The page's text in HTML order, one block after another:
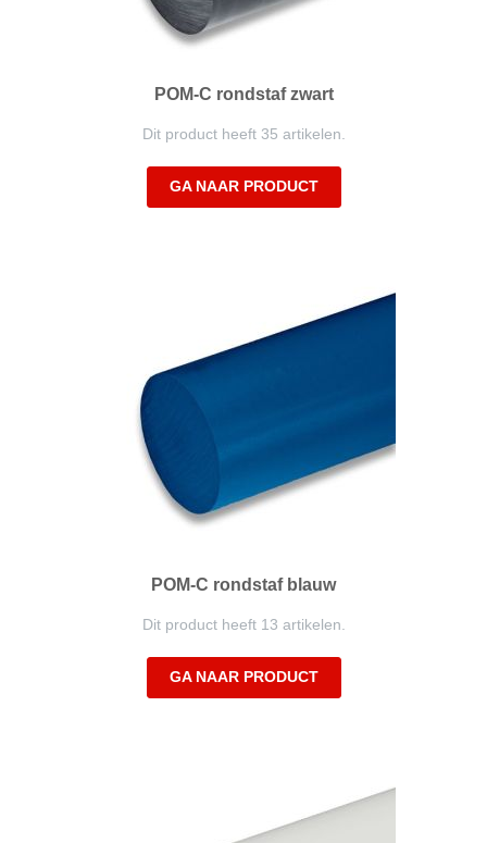
POM-C rondstaf zwart
Dit product heeft 35 artikelen.
GA NAAR PRODUCT
POM-C rondstaf blauw
Dit product heeft 13 artikelen.
GA NAAR PRODUCT